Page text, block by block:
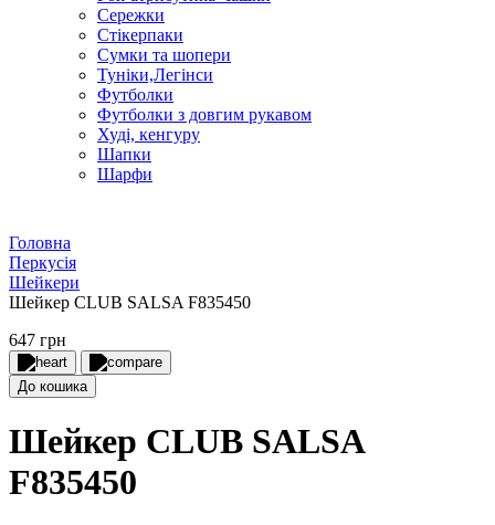
Сережки
Стікерпаки
Сумки та шопери
Туніки,Легінси
Футболки
Футболки з довгим рукавом
Худі, кенгуру
Шапки
Шарфи
Головна
Перкусія
Шейкери
Шейкер CLUB SALSA F835450
647 грн
До кошика
Шейкер CLUB SALSA
F835450